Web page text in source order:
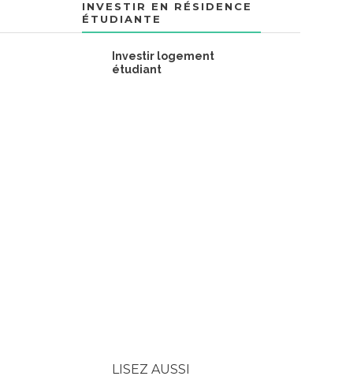
INVESTIR EN RÉSIDENCE
ÉTUDIANTE
Investir logement
étudiant
LISEZ AUSSI